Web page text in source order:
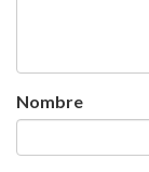
Nombre